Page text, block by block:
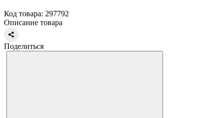
Код товара: 297792
Описание товара
Поделиться